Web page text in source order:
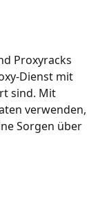
Proxyracks
Dienst mit
sind. Mit
verwenden,
Sorgen über